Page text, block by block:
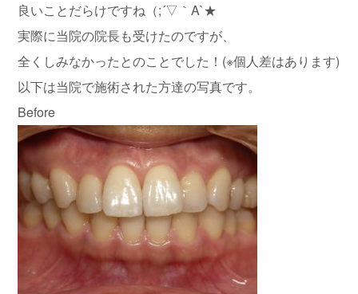
良いことだらけですね（;´▽｀A`★
実際に当院の院長も受けたのですが、
全くしみなかったとのことでした！(※個人差はあります)
以下は当院で施術された方達の写真です。
Before